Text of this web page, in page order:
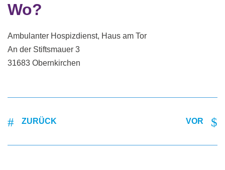
Wo?
Ambulanter Hospizdienst, Haus am Tor
An der Stiftsmauer 3
31683 Obernkirchen
ZURÜCK VOR